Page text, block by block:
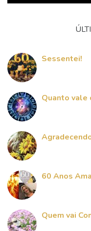
Sessentei!
Quanto vale
60 Anos
Quem vai